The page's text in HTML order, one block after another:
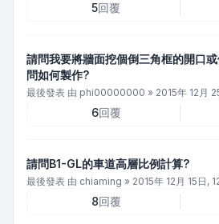
5回覆
請問我要將牆面挖個倒三角框的開口
問如何製作?
最後發表 由 phi00000000 » 2015年 12月
6回覆
請問B1-GL的車道高層比例計算?
最後發表 由 chiaming » 2015年 12月 15日,
8回覆